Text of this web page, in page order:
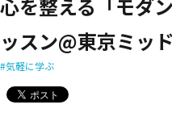
心を整える「モダ
ッスン@東京ミッ
気軽に学ぶ